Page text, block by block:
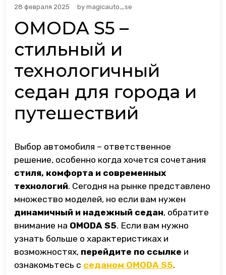
28 февраля 2025 by magicauto_se
OMODA S5 –
стильный и
технологичный
седан для города и
путешествий
Выбор автомобиля – ответственное
решение, особенно когда хочется сочетания
стиля, комфорта и современных
технологий. Сегодня на рынке представлено
множество моделей, но если вам нужен
динамичный и надежный седан, обратите
внимание на OMODA S5. Если вам нужно
узнать больше о характеристиках и
возможностях, перейдите по ссылке и
ознакомьтесь с седаном OMODA S5.